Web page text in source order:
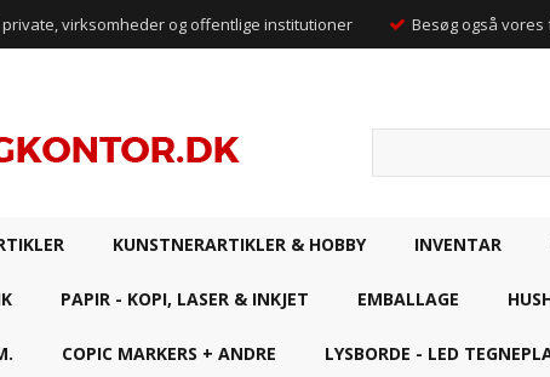
private, virksomheder og offentlige institutioner Besøg også
KUNSTNERARTIKLER & HOBBY INVENTAR
PAPIR - KOPI, LASER & INKJET EMBALLAGE
COPIC MARKERS + ANDRE LYSBORDE - LED